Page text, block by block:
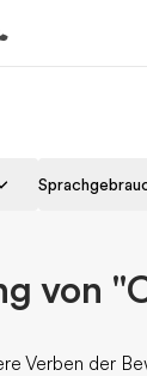
von
Verben der